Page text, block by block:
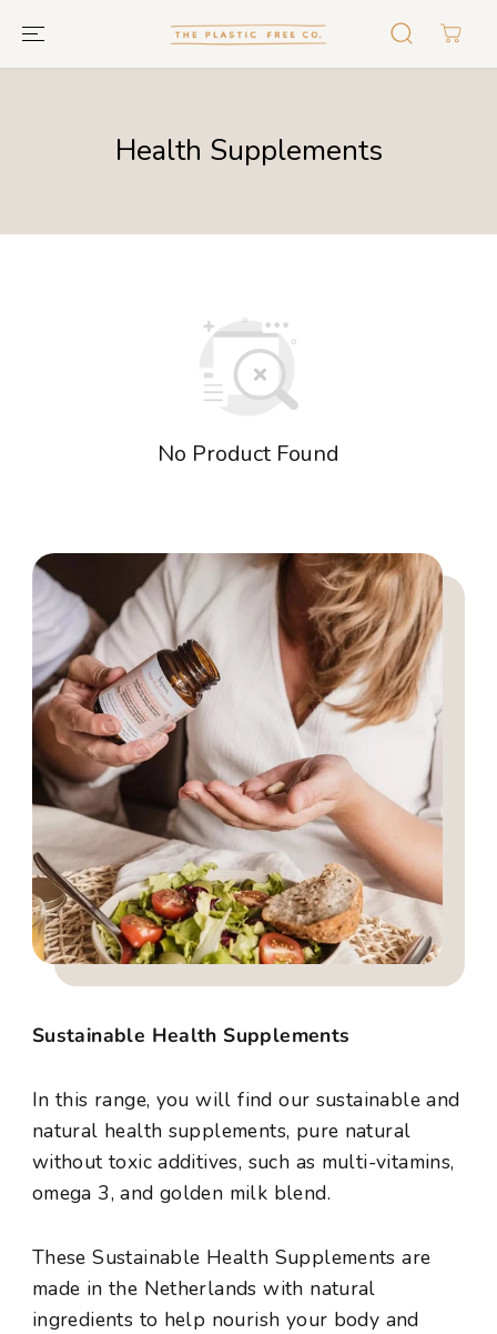
Health Supplements
No Product Found
Sustainable Health Supplements
In this range, you will find our sustainable and
natural health supplements, pure natural
without toxic additives, such as multi-vitamins,
omega 3, and golden milk blend.
These Sustainable Health Supplements are
made in the Netherlands with natural
ingredients to help nourish your body and